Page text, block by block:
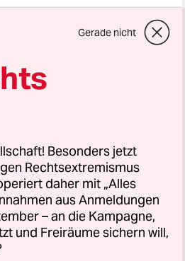
Gerade nicht
Besonders jetzt
Rechtsextremismus
daher mit „Alles
aus Anmeldungen
– an die Kampagne,
und Freiräume sichern will,